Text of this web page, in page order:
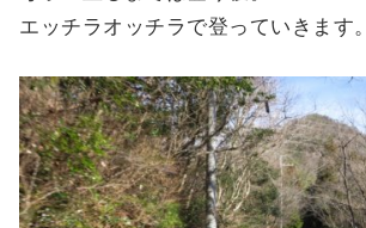
エッチラオッチラで登っていきます。